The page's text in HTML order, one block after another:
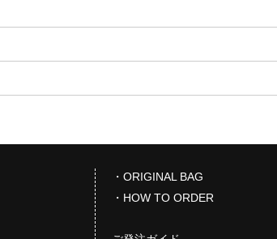
・ORIGINAL BAG
・HOW TO ORDER